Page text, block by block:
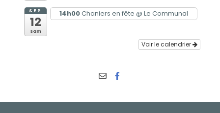
SEP
12
sam
14h00Chaniers en fête @ Le Communal
Voir le calendrier